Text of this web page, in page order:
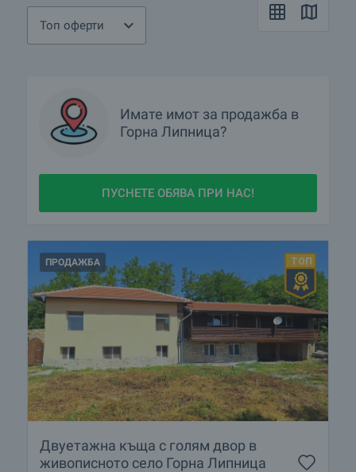
Топ оферти
Имате имот за продажба в
Горна Липница?
ПУСНЕТЕ ОБЯВА ПРИ НАС!
ПРОДАЖБА
Двуетажна къща с голям двор в
живописното село Горна Липница